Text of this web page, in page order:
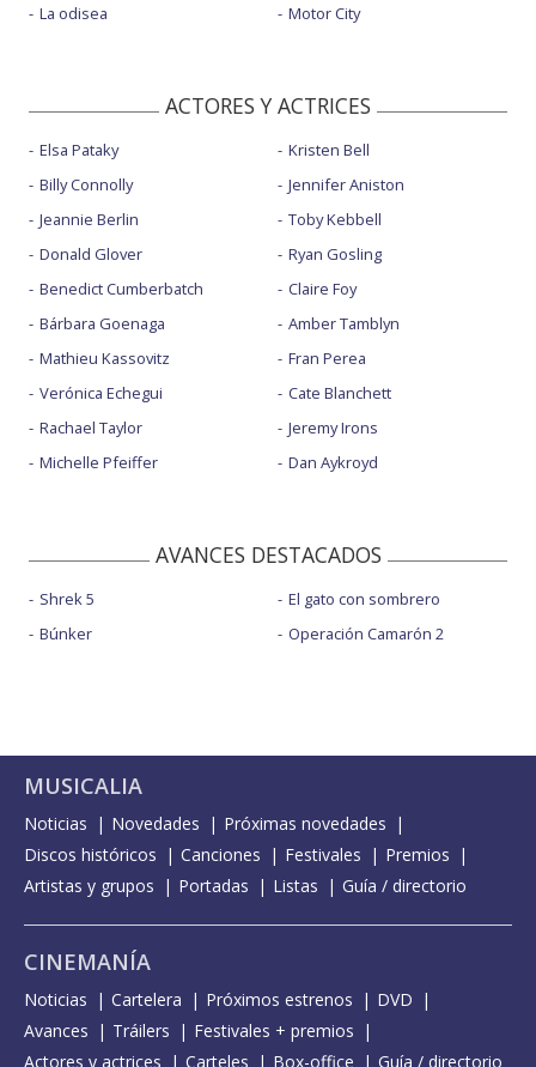
La odisea
Motor City
ACTORES Y ACTRICES
Elsa Pataky
Billy Connolly
Jeannie Berlin
Donald Glover
Benedict Cumberbatch
Bárbara Goenaga
Mathieu Kassovitz
Verónica Echegui
Rachael Taylor
Michelle Pfeiffer
Kristen Bell
Jennifer Aniston
Toby Kebbell
Ryan Gosling
Claire Foy
Amber Tamblyn
Fran Perea
Cate Blanchett
Jeremy Irons
Dan Aykroyd
AVANCES DESTACADOS
Shrek 5
Búnker
El gato con sombrero
Operación Camarón 2
MUSICALIA
Noticias Novedades
Próximas novedades
Discos históricos
Canciones Festivales
Premios
Artistas y grupos
Portadas Listas Guía / directorio
CINEMANÍA
Noticias Cartelera Próximos estrenos
DVD
Avances
Tráilers
Festivales + premios
Actores y actrices
Carteles Box-office Guía / directorio